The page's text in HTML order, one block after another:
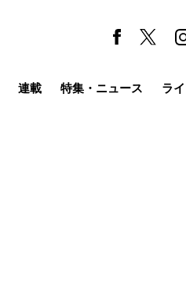
連載 特集・ニュース ラ